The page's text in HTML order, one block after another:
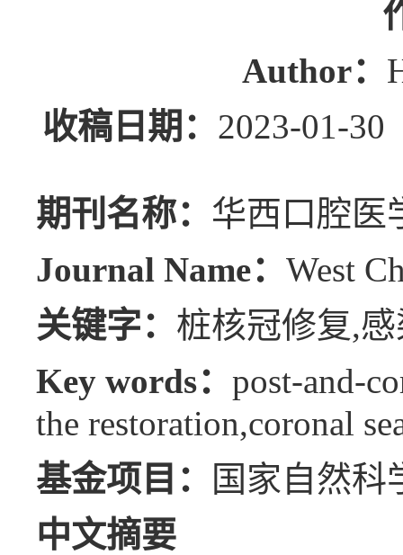
Author：
收稿日期： 2023-
期刊名称： 华西口腔医
Journal Name： West
关键字： 桩核冠修复,
Key words： post-and-
the restoration,coronal
基金项目：
国家自然科
中文摘要